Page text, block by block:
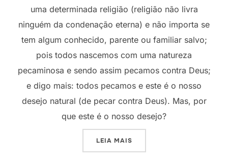
uma determinada religião (religião não livra
ninguém da condenação eterna) e não importa se
tem algum conhecido, parente ou familiar salvo;
pois todos nascemos com uma natureza
pecaminosa e sendo assim pecamos contra Deus;
e digo mais: todos pecamos e este é o nosso
desejo natural (de pecar contra Deus). Mas, por
que este é o nosso desejo?
LEIA MAIS“TORNANDO-SE UM FILHO